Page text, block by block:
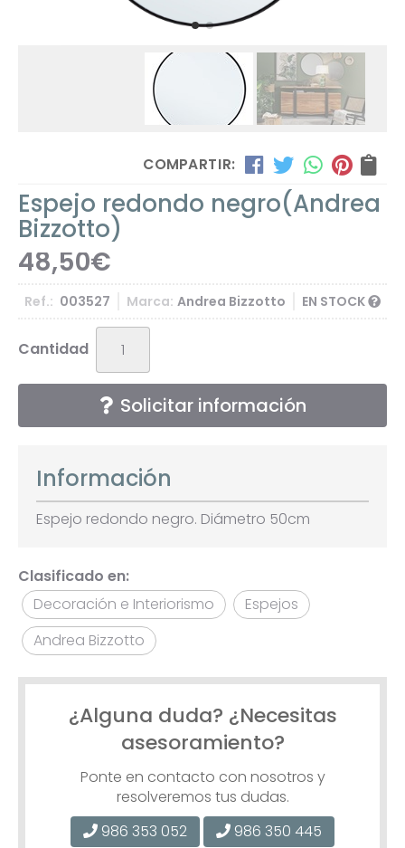
COMPARTIR:
Espejo redondo negro(Andrea
Bizzotto)
48,50€
Ref.: 003527 Marca: Andrea Bizzotto EN STOCK
Cantidad
Solicitar información
Información
Espejo redondo negro. Diámetro 50cm
Clasificado en:
Decoración e Interiorismo
Espejos
Andrea Bizzotto
¿Alguna duda? ¿Necesitas
asesoramiento?
Ponte en contacto con nosotros y
resolveremos tus dudas.
986 353 052
986 350 445